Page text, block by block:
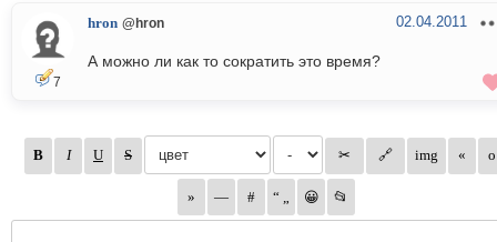
7
hron @hron 02.04.2011
А можно ли как то сократить это время?